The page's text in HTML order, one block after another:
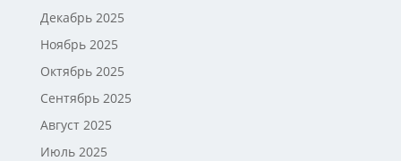
Декабрь 2025
Ноябрь 2025
Октябрь 2025
Сентябрь 2025
Август 2025
Июль 2025